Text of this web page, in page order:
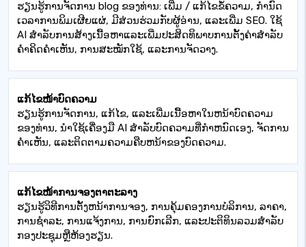
ຮຽນຮູ້ການຈັດການ blog ຂອງທ່ານ: ເພີ່ມ / ແກ້ໄຂຂໍ້ຄວາມ, ກໍານົດ
ເວລາການພິມເຜີຍແຜ່, ມີສ່ວນຮ່ວມກັບຜູ້ອ່ານ, ແລະເພີ່ມ SEO. ໃຊ້
AI ສໍາລັບການສ້າງເນື້ອຫາແລະເພີ່ມປະສິດທິພາບການຕັ້ງຄ່າສໍາລັບ
ຄໍາຄິດຄໍາເຫັນ, ການສະໝັກໃຊ້, ແລະການຈັດວາງ.
ແກ້ໄຂໜ້າບົດຄວາມ
ຮຽນຮູ້ການຈັດການ, ແກ້ໄຂ, ແລະເພີ່ມເນື້ອຫາໃນຫນ້າບົດຄວາມ
ຂອງທ່ານ, ນໍາໃຊ້ເຄື່ອງມື AI ສໍາລັບບົດຄວາມທີ່ກໍາຫນົດເອງ, ຈັດການ
ຄໍາເຫັນ, ແລະຕິດຕາມຄວາມຄືບຫນ້າຂອງບົດຄວາມ.
ແກ້ໄຂໜ້າການຈອງຕາຕະລາງ
ຮຽນ​ຮູ້​ວິ​ທີ​ການ​ຕັ້ງ​ຫນ້າ​ການ​ຈອງ​, ການ​ຄຸ້ມ​ຄອງ​ການ​ບໍ​ລິ​ການ​, ລາ​ຄາ​,
ການ​ຊໍາ​ລະ​, ການ​ແຈ້ງ​ການ​, ການ​ຍົກ​ເລີກ​, ແລະ​ປະ​ຕິ​ທິນ​ລວມ​ສໍາ​ລັບ​
ກອງ​ປະ​ຊຸມ​ຫຼື​ຫ້ອງ​ຮຽນ​.